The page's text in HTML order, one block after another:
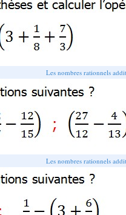
Les nombres rationnels
Les nombres rationnels